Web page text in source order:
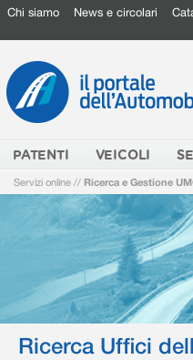
Chi siamo News e circolari
PATENTI VEICOLI
Servizi online // Ricerca e Gestione
Ricerca Uffici